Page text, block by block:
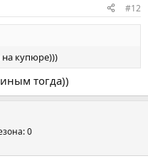
#12
купюре)))
тогда))
0